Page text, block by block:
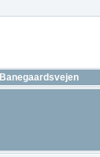
Banegaardsvejen